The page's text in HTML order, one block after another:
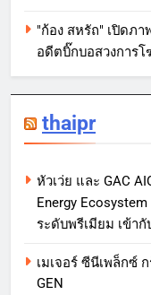
"ก้อง สหรัถ" เปิดภ
อดีตบิ๊กบอสวงการ
thaipr
หัวเว่ย และ GAC
Energy
ระดับพรีเมียม เข้า
เมเจอร์ ซีนีเพล็กซ์
GEN